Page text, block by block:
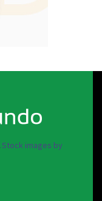
Stock images by